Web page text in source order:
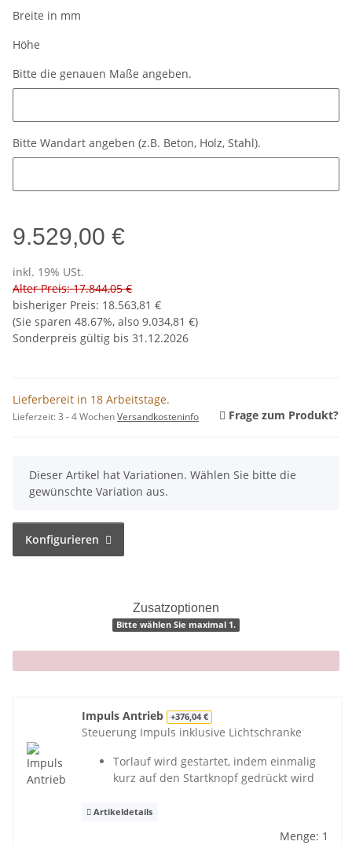
Breite in mm
Höhe
Bitte die genauen Maße angeben.
Bitte Wandart angeben (z.B. Beton, Holz, Stahl).
9.529,00 €
inkl. 19% USt.
Alter Preis: 17.844,05 €
bisheriger Preis: 18.563,81 €
(Sie sparen 48.67%, also 9.034,81 €)
Sonderpreis gültig bis 31.12.2026
Lieferbereit in 18 Arbeitstage.
Lieferzeit:3 - 4 WochenVersandkosteninfo Frage zum Produkt?
x
Dieser Artikel hat Variationen. Wählen Sie bitte die
gewünschte Variation aus.
Konfigurieren
Zusatzoptionen
Bitte wählen Sie maximal 1.
x
Impuls Antrieb +376,04 €
Steuerung Impuls inklusive Lichtschranke
Torlauf wird gestartet, indem einmalig
kurz auf den Startknopf gedrückt wird
Artikeldetails
Menge: 1